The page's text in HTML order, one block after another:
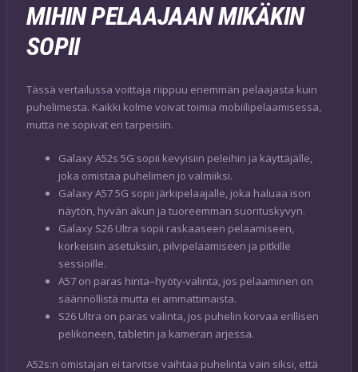
MIHIN PELAAJAAN MIKÄKIN
SOPII
Tässä vertailussa voittaja riippuu enemmän pelaajasta kuin
puhelimesta. Kaikki kolme voivat toimia mobiilipelaamisessa,
mutta ne sopivat eri tarpeisiin.
Galaxy A52s 5G sopii kevyisiin peleihin ja käyttäjälle,
joka omistaa puhelimen jo valmiiksi.
Galaxy A57 5G sopii järkipelaajalle, joka haluaa ison
näytön, hyvän akun ja tuoreemman suorituskyvyn.
Galaxy S26 Ultra sopii raskaaseen pelaamiseen,
korkeisiin asetuksiin, pilvipelaamiseen ja pitkille
sessioille.
A57 on paras hinta–hyöty-valinta, jos pelaaminen on
säännöllistä mutta ei ammattimaista.
S26 Ultra on paras valinta, jos puhelin korvaa erillisen
pelikoneen, tabletin ja kameran arjessa.
A52s:n omistajan ei tarvitse vaihtaa puhelinta vain siksi, että